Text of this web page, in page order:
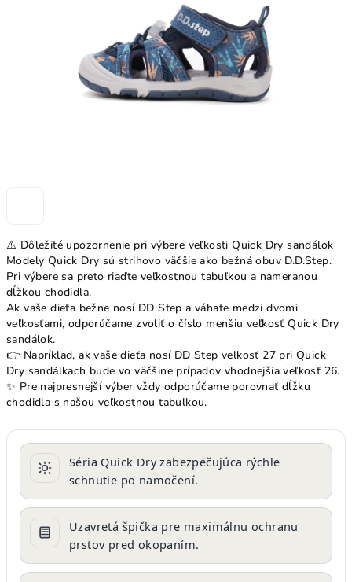
⚠️ Dôležité upozornenie pri výbere veľkosti Quick Dry sandálok
Modely Quick Dry sú strihovo väčšie ako bežná obuv D.D.Step.
Pri výbere sa preto riaďte veľkostnou tabuľkou a nameranou
dĺžkou chodidla.
Ak vaše dieťa bežne nosí DD Step a váhate medzi dvomi
veľkosťami, odporúčame zvoliť o číslo menšiu veľkosť Quick Dry
sandálok.
👉 Napríklad, ak vaše dieťa nosí DD Step veľkosť 27 pri Quick
Dry sandálkach bude vo väčšine prípadov vhodnejšia veľkosť 26.
✨ Pre najpresnejší výber vždy odporúčame porovnať dĺžku
chodidla s našou veľkostnou tabuľkou.
Séria Quick Dry zabezpečujúca rýchle
schnutie po namočení.
Uzavretá špička pre maximálnu ochranu
prstov pred okopaním.